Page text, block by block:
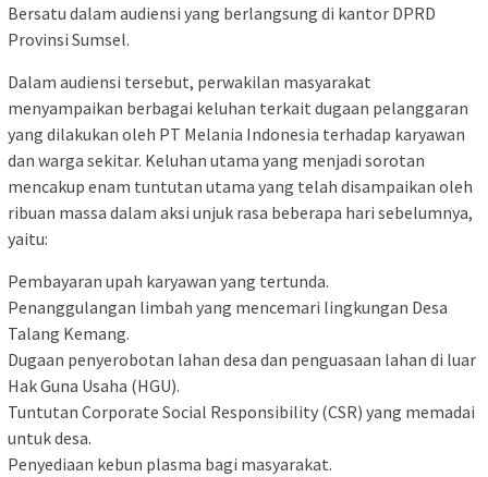
Bersatu dalam audiensi yang berlangsung di kantor DPRD
Provinsi Sumsel.
Dalam audiensi tersebut, perwakilan masyarakat
menyampaikan berbagai keluhan terkait dugaan pelanggaran
yang dilakukan oleh PT Melania Indonesia terhadap karyawan
dan warga sekitar. Keluhan utama yang menjadi sorotan
mencakup enam tuntutan utama yang telah disampaikan oleh
ribuan massa dalam aksi unjuk rasa beberapa hari sebelumnya,
yaitu:
Pembayaran upah karyawan yang tertunda.
Penanggulangan limbah yang mencemari lingkungan Desa
Talang Kemang.
Dugaan penyerobotan lahan desa dan penguasaan lahan di luar
Hak Guna Usaha (HGU).
Tuntutan Corporate Social Responsibility (CSR) yang memadai
untuk desa.
Penyediaan kebun plasma bagi masyarakat.